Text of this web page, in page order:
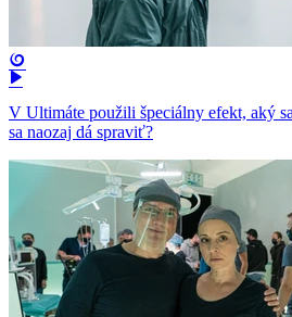
V Ultimáte použili špeciálny efekt, aký
sa naozaj dá spraviť?